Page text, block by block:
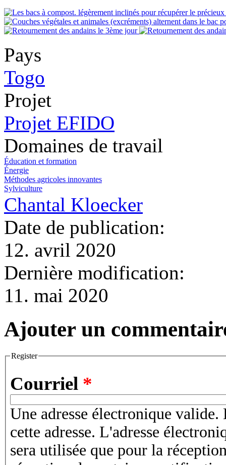
Pays
Togo
Projet
Projet EFIDO
Domaines de travail
Éducation et formation
Énergie
Méthodes agricoles innovantes
Sylviculture
Chantal Kloecker
Date de publication:
12. avril 2020
Dernière modification:
11. mai 2020
Ajouter un
Register
Courriel *
Une adresse électronique
cette adresse. L'adresse
sera utilisée que pour la